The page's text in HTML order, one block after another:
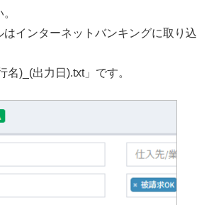
はインターネットバンキングに取り込
名)_(出力日).txt」です。